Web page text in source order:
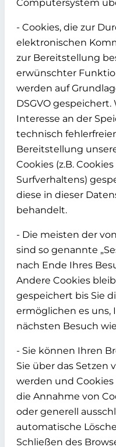
Computersystem
- Cookies, die zur
elektronischen
zur Bereitstellung
erwünschter
werden auf
DSGVO
Interesse an der
technisch
Bereitstellung
Cookies (z.B.
Surfverhaltens)
diese in dieser
behandelt.
- Die meisten der
sind so genannte
nach Ende Ihres
Andere Cookies
gespeichert bis Sie
ermöglichen es uns,
nächsten Besuch
- Sie können Ihren
Sie über das Setzen
werden und
die Annahme von
oder generell
automatische
Schließen des